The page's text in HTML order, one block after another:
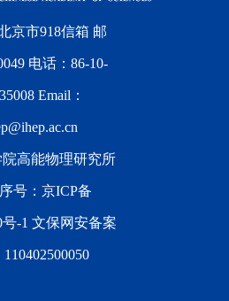
京市918信箱 邮
电话：86-10-
Email：
高能物理研究所
号： 京ICP备
-1 文保网安备案
110402500050